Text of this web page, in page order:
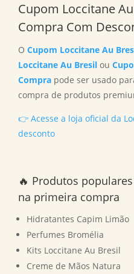
Cupom Loccitane
Compra Com
O Cupom Loccitane Au
Loccitane Au Bresil ou
Compra pode ser usado
compra de produtos
👉 Acesse a loja oficial da
desconto
🔥 Produtos
na primeira compra
Hidratantes Capim Limão
Perfumes Bromélia
Kits Loccitane Au Bresil
Creme de Mãos Natura